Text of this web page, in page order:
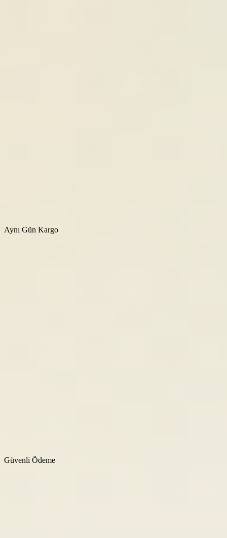
Aynı Gün Kargo
Güvenli Ödeme